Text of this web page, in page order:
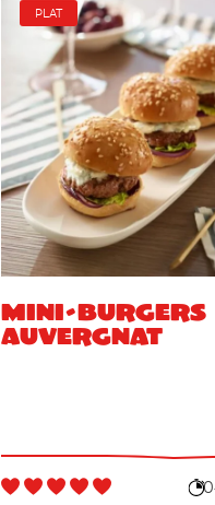
PLAT
Mini-Burgers
Auvergnat